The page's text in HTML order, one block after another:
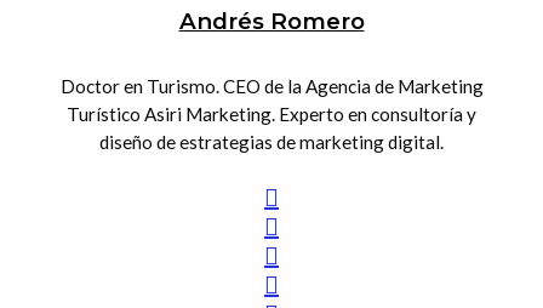
Andrés Romero
Doctor en Turismo. CEO de la Agencia de Marketing
Turístico Asiri Marketing. Experto en consultoría y
diseño de estrategias de marketing digital.